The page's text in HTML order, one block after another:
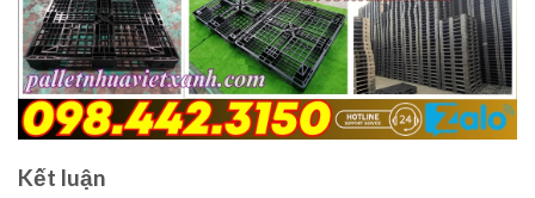
Kết luận